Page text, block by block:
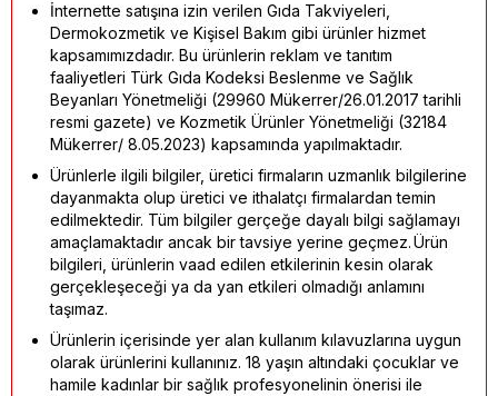
İnternette satışına izin verilen Gıda Takviyeleri,
Dermokozmetik ve Kişisel Bakım gibi ürünler hizmet
kapsamımızdadır. Bu ürünlerin reklam ve tanıtım
faaliyetleri Türk Gıda Kodeksi Beslenme ve Sağlık
Beyanları Yönetmeliği (29960 Mükerrer/26.01.2017 tarihli
resmi gazete) ve Kozmetik Ürünler Yönetmeliği (32184
Mükerrer/ 8.05.2023) kapsamında yapılmaktadır.
Ürünlerle ilgili bilgiler, üretici firmaların uzmanlık bilgilerine
dayanmakta olup üretici ve ithalatçı firmalardan temin
edilmektedir. Tüm bilgiler gerçeğe dayalı bilgi sağlamayı
amaçlamaktadır ancak bir tavsiye yerine geçmez. Ürün
bilgileri, ürünlerin vaad edilen etkilerinin kesin olarak
gerçekleşeceği ya da yan etkileri olmadığı anlamını
taşımaz.
Ürünlerin içerisinde yer alan kullanım kılavuzlarına uygun
olarak ürünlerini kullanınız. 18 yaşın altındaki çocuklar ve
hamile kadınlar bir sağlık profesyonelinin önerisi ile